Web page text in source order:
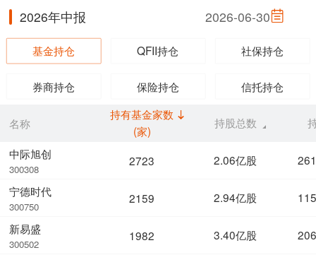
2026年中报 2026-06-30
基金持仓 QFII持仓 社保持仓
券商持仓 保险持仓 信托持仓
名称
中际旭创
300308
宁德时代
300750
新易盛
300502
持有基金家数
(家)
持股总数
2723 2.06亿股
2159 2.94亿股
1982 3.40亿股